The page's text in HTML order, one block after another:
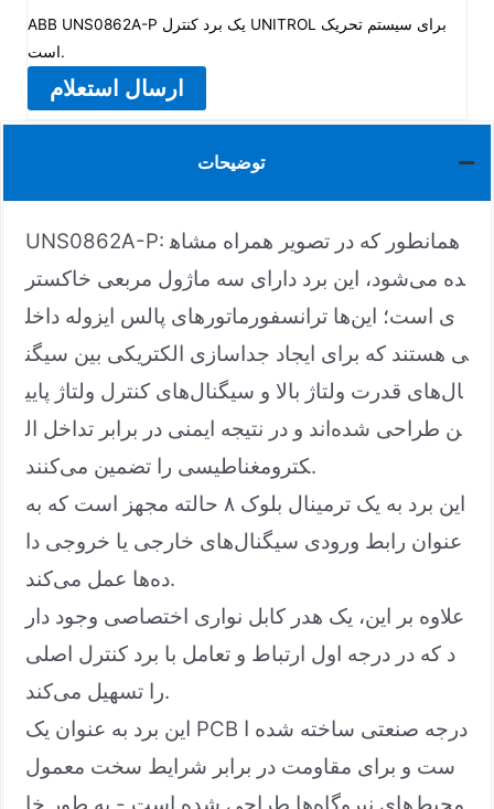
ABB UNS0862A-P یک برد کنترل UNITROL برای سیستم تحریک
است.
ارسال استعلام
توضیحات
UNS0862A-P: همانطور که در تصویر همراه مشاه
ده می‌شود، این برد دارای سه ماژول مربعی خاکستر
ی است؛ این‌ها ترانسفورماتورهای پالس ایزوله داخل
ی هستند که برای ایجاد جداسازی الکتریکی بین سیگن
ال‌های قدرت ولتاژ بالا و سیگنال‌های کنترل ولتاژ پایی
ن طراحی شده‌اند و در نتیجه ایمنی در برابر تداخل ال
کترومغناطیسی را تضمین می‌کنند.
این برد به یک ترمینال بلوک ۸ حالته مجهز است که به
عنوان رابط ورودی سیگنال‌های خارجی یا خروجی دا
ده‌ها عمل می‌کند.
علاوه بر این، یک هدر کابل نواری اختصاصی وجود دار
د که در درجه اول ارتباط و تعامل با برد کنترل اصلی
را تسهیل می‌کند.
این برد به عنوان یک PCB درجه صنعتی ساخته شده ا
ست و برای مقاومت در برابر شرایط سخت معمول
محیط‌های نیروگاه‌ها طراحی شده است - به طور خا